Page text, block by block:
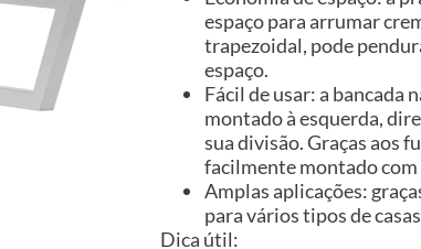
espaço para arrumar
trapezoidal, pode
espaço.
Fácil de usar: a bancada
montado à esquerda,
sua divisão. Graças aos
facilmente montado com
Amplas aplicações:
para vários tipos de
Dica útil: